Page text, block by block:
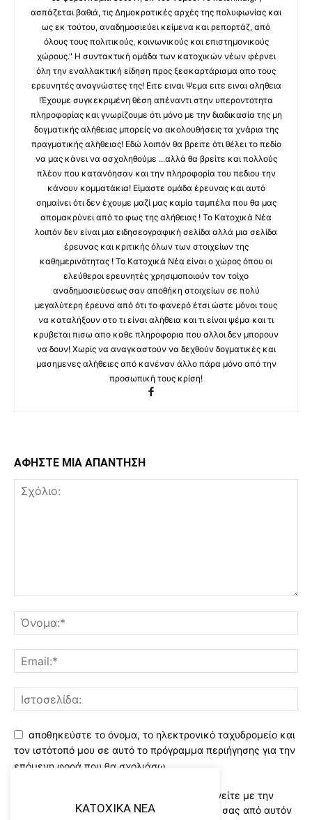
ασπάζεται βαθιά, τις Δημοκρατικές αρχές της πολυφωνίας και
ως εκ τούτου, αναδημοσιεύει κείμενα και ρεπορτάζ, από
όλους τους πολιτικούς, κοινωνικούς και επιστημονικούς
χώρους." Η συντακτική ομάδα των κατοχικών νέων φέρνει
όλη την εναλλακτική είδηση προς ξεσκαρτάρισμα απο τους
ερευνητές αναγνώστες της! Ειτε ειναι Ψεμα ειτε ειναι αληθεια
!Έχουμε συγκεκριμένη θέση απέναντι στην υπεροντοτητα
πληροφορίας και γνωρίζουμε ότι μόνο με την διαδικασία της μη
δογματικής αλήθειας μπορείς να ακολουθήσεις τα χνάρια της
πραγματικής αλήθειας! Εδώ λοιπόν θα βρειτε ότι θέλει το πεδίο
να μας κάνει να ασχοληθούμε ...αλλά θα βρείτε και πολλούς
πλέον που κατανόησαν και την πληροφορία του πεδιου την
κάνουν κομματάκια! Είμαστε ομάδα έρευνας και αυτό
σημαίνει ότι δεν έχουμε μαζί μας καμία ταμπέλα που θα μας
απομακρύνει από το φως της αλήθειας ! Το Κατοχικά Νέα
λοιπόν δεν είναι μια ειδησεογραφική σελίδα αλλά μια σελίδα
έρευνας και κριτικής όλων των στοιχείων της
καθημερινότητας ! Το Κατοχικά Νέα είναι ο χώρος όπου οι
ελεύθεροι ερευνητές χρησιμοποιούν τον τοίχο
αναδημοσιεύσεως σαν αποθήκη στοιχείων σε πολύ
μεγαλύτερη έρευνα από ότι το φανερό έτσι ώστε μόνοι τους
να καταλήξουν στο τι είναι αλήθεια και τι είναι ψέμα και τι
κρυβεται πισω απο καθε πληροφορια που αλλοι δεν μπορουν
να δουν! Χωρίς να αναγκαστούν να δεχθούν δογματικές και
μασημενες αλήθειες από κανέναν άλλο πάρα μόνο από την
προσωπική τους κρίση!
ΑΦΗΣΤΕ ΜΙΑ ΑΠΑΝΤΗΣΗ
αποθηκεύστε το όνομα, το ηλεκτρονικό ταχυδρομείο και
τον ιστότοπό μου σε αυτό το πρόγραμμα περιήγησης για την
επόμενη φορά που θα σχολιάσω.
Χρησιμοποιώντας αυτό το έντυπο συμφωνείτε με την
αποθήκευση και χειρισμό των δεδομένων σας από αυτόν
KATOXIKA NEA